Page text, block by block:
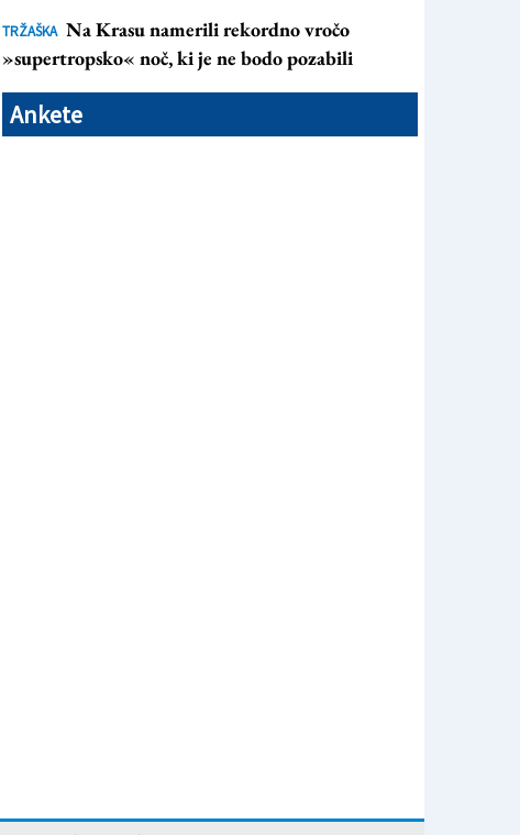
TRŽAŠKA Na Krasu namerili rekordno vročo
»supertropsko« noč, ki je ne bodo pozabili
Ankete